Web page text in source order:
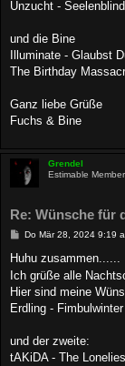
Unzucht -
und die Bine
Illuminate - Glaubst
The Birthday
Ganz liebe Grüße
Fuchs & Bine
Grendel
Estimable Member
Re: Wünsche für
B
r
a
g
Do Mär 28, 2024 9:19
Huhu zusammen......
Ich grüße alle
Hier sind meine
Erdling -
und der zweite:
tAKiDA - The